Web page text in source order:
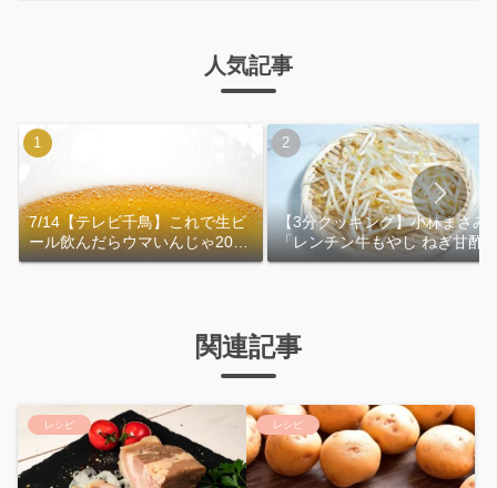
人気記事
7/14【テレビ千鳥】これで生ビ
ール飲んだらウマいんじゃ2026
｜おおよその作り方
【3分クッキング】小林まさみ
「レンチン牛もやし ねぎ甘酢
れ」作り方
関連記事
レシピ レシピ